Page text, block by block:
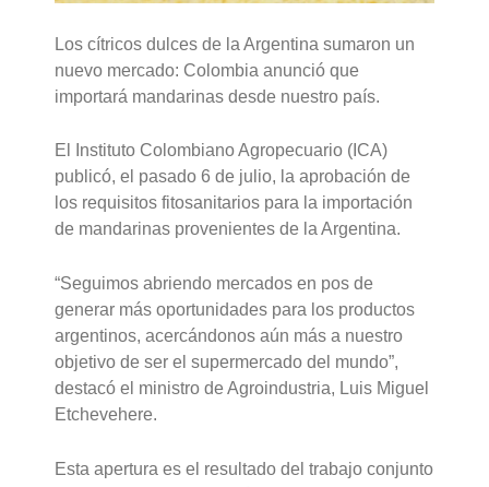
Los cítricos dulces de la Argentina sumaron un
nuevo mercado: Colombia anunció que
importará mandarinas desde nuestro país.
El Instituto Colombiano Agropecuario (ICA)
publicó, el pasado 6 de julio, la aprobación de
los requisitos fitosanitarios para la importación
de mandarinas provenientes de la Argentina.
“Seguimos abriendo mercados en pos de
generar más oportunidades para los productos
argentinos, acercándonos aún más a nuestro
objetivo de ser el supermercado del mundo”,
destacó el ministro de Agroindustria, Luis Miguel
Etchevehere.
Esta apertura es el resultado del trabajo conjunto